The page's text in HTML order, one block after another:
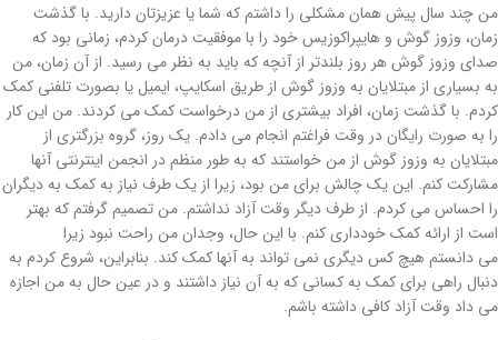
من چند سال پیش همان مشکلی را داشتم که شما یا عزیزتان دارید. با گذشت
زمان، وزوز گوش و هایپراکوزیس خود را با موفقیت درمان کردم، زمانی بود که
صدای وزوز گوش هر روز بلندتر از آنچه که باید به نظر می رسید. از آن زمان، من
به بسیاری از مبتلایان به وزوز گوش از طریق اسکایپ، ایمیل یا بصورت تلفنی کمک
کردم. با گذشت زمان، افراد بیشتری از من درخواست کمک می کردند. من این کار
را به صورت رایگان در وقت فراغتم انجام می دادم. یک روز، گروه بزرگتری از
مبتلایان به وزوز گوش از من خواستند که به طور منظم در انجمن اینترنتی آنها
مشارکت کنم. این یک چالش برای من بود، زیرا از یک طرف نیاز به کمک به دیگران
را احساس می کردم. از طرف دیگر وقت آزاد نداشتم. من تصمیم گرفتم که بهتر
است از ارائه کمک خودداری کنم. با این حال، وجدان من راحت نبود زیرا
می دانستم هیچ کس دیگری نمی تواند به آنها کمک کند. بنابراین، شروع کردم به
دنبال راهی برای کمک به کسانی که به آن نیاز داشتند و در عین حال به من اجازه
می داد وقت آزاد کافی داشته باشم.